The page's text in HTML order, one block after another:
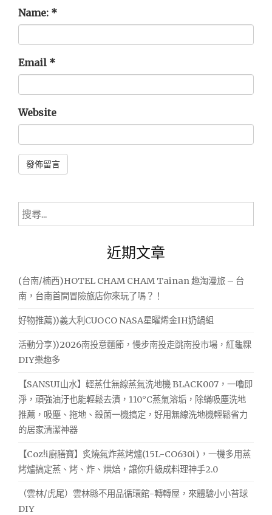
Name: *
Email *
Website
搜
尋
近期文章
(台南/楠西)HOTEL CHAM CHAM Tainan 趣淘漫旅 – 台
南，台南首間冒險旅店你來玩了嗎？！
好物推薦))義大利CUOCO NASA星曜烯金IH奶鍋組
活動分享))2026南投意麵節，慢步南投走跳南投市場，紅龜粿
DIY樂趣多
【SANSUI山水】輕蒸仕無線蒸氣洗地機 BLACK007，一嚕即
淨，頑強油汙也能輕鬆去漬，110°C蒸氣溶垢，除蟎吸塵洗地
推薦，吸塵、拖地、殺菌一機搞定，好用無線洗地機輕鬆省力
的居家清潔神器
【Coz!i廚膳寶】炙燒氣炸蒸烤爐(15L-CO630i)，一機多用蒸
烤爐搞定蒸、烤、炸、烘焙，讓你升級成料理神手2.0
（雲林/虎尾）雲林縣不用品循環館-轉轉屋，來體驗小小苔球
DIY